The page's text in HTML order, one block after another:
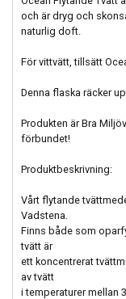
och är dryg och
naturlig doft.
För vittvätt, tillsätt
Denna flaska räcker
Produkten är Bra
förbundet!
Produktbeskrivning:
Vårt flytande
Vadstena.
Finns både som
tvätt är
ett koncentrerat
av tvätt
i temperaturer mellan